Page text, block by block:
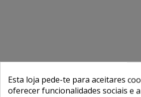
Esta loja pede-te para aceitares
oferecer funcionalidades sociais e